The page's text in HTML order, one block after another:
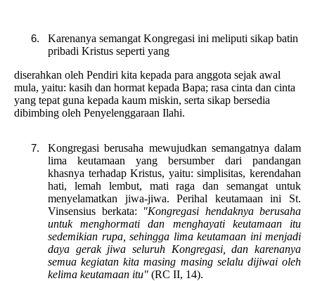
Karenanya semangat Kongregasi ini meliputi sikap batin
pribadi Kristus seperti yang
diserahkan oleh Pendiri kita kepada para anggota sejak awal
mula, yaitu: kasih dan hormat kepada Bapa; rasa cinta dan cinta
yang tepat guna kepada kaum miskin, serta sikap bersedia
dibimbing oleh Penyelenggaraan Ilahi.
Kongregasi berusaha mewujudkan semangatnya dalam
lima keutamaan yang bersumber dari pandangan
khasnya terhadap Kristus, yaitu: simplisitas, kerendahan
hati, lemah lembut, mati raga dan semangat untuk
menyelamatkan jiwa-jiwa. Perihal keutamaan ini St.
Vinsensius berkata:
"Kongregasi hendaknya berusaha
untuk menghormati dan menghayati keutamaan itu
sedemikian rupa, sehingga lima keutamaan ini menjadi
daya gerak jiwa seluruh Kongregasi, dan karenanya
semua kegiatan kita masing masing selalu dijiwai oleh
kelima keutamaan itu" (RC II, 14).